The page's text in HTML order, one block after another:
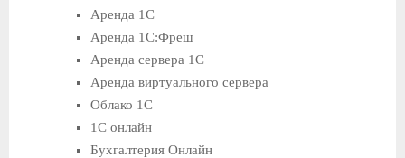
Аренда 1С
Аренда 1С:Фреш
Аренда сервера 1С
Аренда виртуального сервера
Облако 1С
1С онлайн
Бухгалтерия Онлайн